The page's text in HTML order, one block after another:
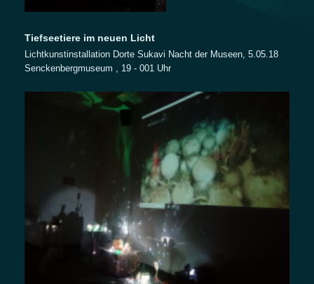
Tiefseetiere im neuen Licht
Lichtkunstinstallation Dorte Sukavi Nacht der Museen, 5.05.18
Senckenbergmuseum , 19 - 001 Uhr